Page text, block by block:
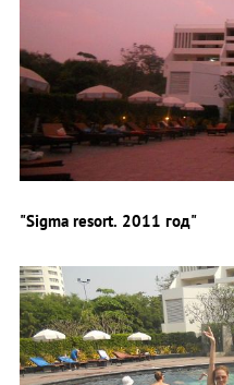
"Sigma resort. 2011 год"